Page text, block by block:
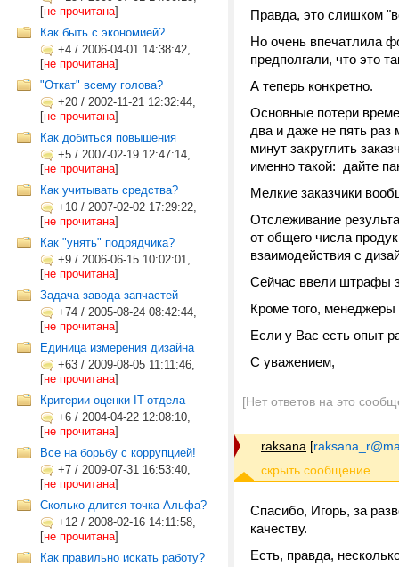
[не прочитана]
Как быть с экономией?
+4 / 2006-04-01 14:38:42,
[не прочитана]
"Откат" всему голова?
+20 / 2002-11-21 12:32:44,
[не прочитана]
Как добиться повышения
+5 / 2007-02-19 12:47:14,
[не прочитана]
Как учитывать средства?
+10 / 2007-02-02 17:29:22,
[не прочитана]
Как "унять" подрядчика?
+9 / 2006-06-15 10:02:01,
[не прочитана]
Задача завода запчастей
+74 / 2005-08-24 08:42:44,
[не прочитана]
Единица измерения дизайна
+63 / 2009-08-05 11:11:46,
[не прочитана]
Критерии оценки IT-отдела
+6 / 2004-04-22 12:08:10,
[не прочитана]
Все на борьбу с коррупцией!
+7 / 2009-07-31 16:53:40,
[не прочитана]
Cколько длится точка Альфа?
+12 / 2008-02-16 14:11:58,
[не прочитана]
Как правильно искать работу?
Правда, это слишком
Но очень впечатлила
предполгали, что это
А теперь конкретно.
Основные потери
два и даже не пять
минут закруглить
именно такой: дайте
Мелкие заказчики
Отслеживание
от общего числа
взаимодействия с
Сейчас ввели штрафы
Кроме того,
Если у Вас есть опыт
С уважением,
[Нет ответов на это
raksana [
Спасибо, Игорь, за
качеству.
Есть, правда,